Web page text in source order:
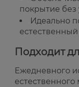
покрытие без
Идеально
Подходит
Ежедневного